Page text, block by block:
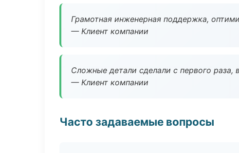
Грамотная инженерная поддержка,
— Клиент компании
Сложные детали сделали с первого
— Клиент компании
Часто задаваемые вопросы